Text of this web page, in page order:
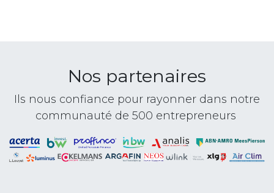
Nos partenaires
Ils nous confiance pour rayonner dans notre
communauté de 500 entrepreneurs